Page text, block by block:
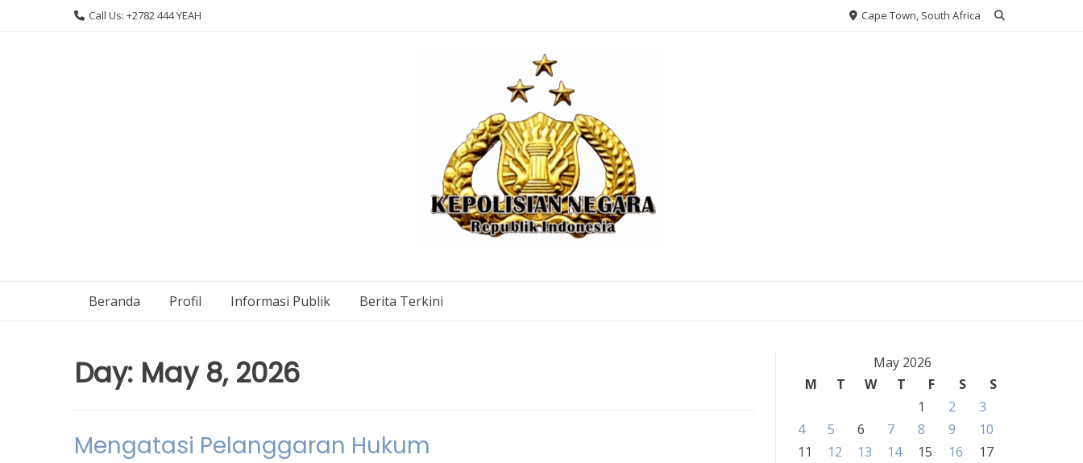
Call Us: +2782 444 YEAH Cape Town, South Africa
Beranda Profil Informasi Publik Berita Terkini
Day: May 8, 2026
Mengatasi Pelanggaran Hukum
May 2026
M
T W T F S
S
1
2
3
4
5 6 7 8 9
10
11
12 13 14 15 16
17